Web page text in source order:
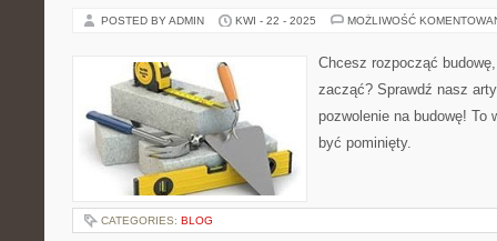
POSTED BY ADMIN KWI - 22 - 2025 MOŻLIWOŚĆ
Chcesz rozpocząć
zacząć? Sprawdź nasz
pozwolenie na budowę! To
być pominięty.
CATEGORIES: BLOG